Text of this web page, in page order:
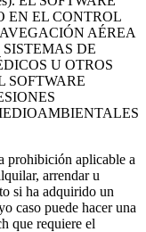
EN EL CONTROL
AÉREA
DE
U OTROS
SOFTWARE
prohibición aplicable a
arrendar u
si ha adquirido un
caso puede hacer una
que requiere el